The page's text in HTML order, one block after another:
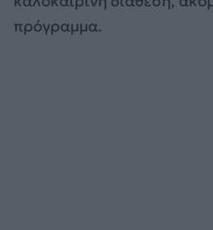
πρόγραμμα.